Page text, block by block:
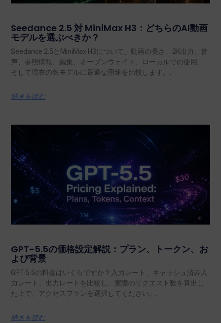
Seedance 2.5 対 MiniMax H3：どちらのAI動画
モデルを選ぶべきか？
Seedance 2.5とMiniMax H3について、動画の長さ、2K出力、音
声、参照情報、編集、オープンウェイト、ローカルでの使用、
そして現在の各モデルに最適な用途を比較します。.
続きを読む
GPT-5.5の価格設定解説：プラン、トークン、お
よび背景
GPT-5.5の料金はいくらですか？入力レート、キャッシュ済み入
力レート、出力レートを比較し、実際のリクエスト数を算出し
た上で、アクセスプランを選択してください。.
続きを読む